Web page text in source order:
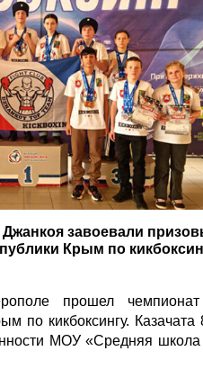
Джанкоя завоевали
Крым по
прошел
по кикбоксингу. Казачата
МОУ «Средняя